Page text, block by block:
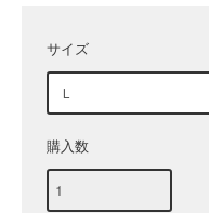
サイズ
購入数